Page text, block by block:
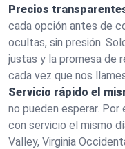
Precios
cada opción antes de
ocultas, sin presión.
justas y la promesa de
cada vez que nos
Servicio rápido el
no pueden esperar. Por
con servicio el mismo
Valley, Virginia